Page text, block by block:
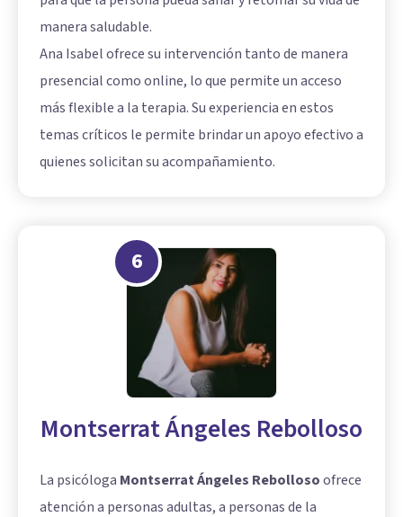
manera saludable.
Ana Isabel ofrece su intervención tanto de manera
presencial como online, lo que permite un acceso
más flexible a la terapia. Su experiencia en estos
temas críticos le permite brindar un apoyo efectivo a
quienes solicitan su acompañamiento.
6
Montserrat Ángeles Rebolloso
La psicóloga Montserrat Ángeles Rebollosoofrece
atención a personas adultas, a personas de la